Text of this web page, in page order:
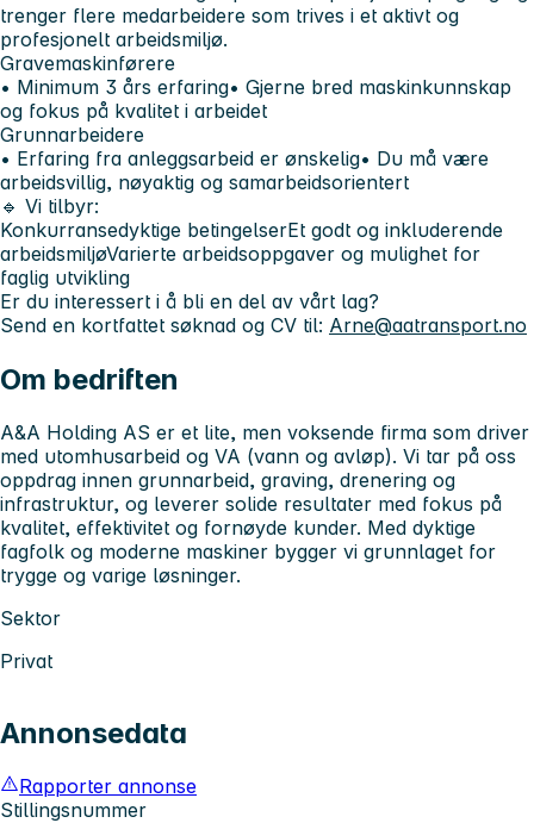
trenger flere medarbeidere som trives i et aktivt og
profesjonelt arbeidsmiljø.
Gravemaskinførere
• Minimum 3 års erfaring• Gjerne bred maskinkunnskap
og fokus på kvalitet i arbeidet
Grunnarbeidere
• Erfaring fra anleggsarbeid er ønskelig• Du må være
arbeidsvillig, nøyaktig og samarbeidsorientert
🔹 Vi tilbyr:
Konkurransedyktige betingelserEt godt og inkluderende
arbeidsmiljøVarierte arbeidsoppgaver og mulighet for
faglig utvikling
Er du interessert i å bli en del av vårt lag?
Send en kortfattet søknad og CV til: Arne@aatransport.no
Om bedriften
A&A Holding AS er et lite, men voksende firma som driver
med utomhusarbeid og VA (vann og avløp). Vi tar på oss
oppdrag innen grunnarbeid, graving, drenering og
infrastruktur, og leverer solide resultater med fokus på
kvalitet, effektivitet og fornøyde kunder. Med dyktige
fagfolk og moderne maskiner bygger vi grunnlaget for
trygge og varige løsninger.
Sektor
Privat
Annonsedata
Rapporter annonse
Stillingsnummer